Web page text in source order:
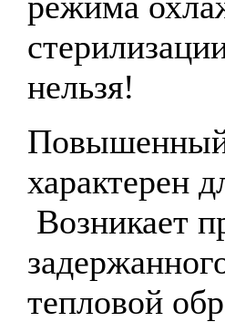
нельзя!
Повышенный
характерен
Возникает
тепловой